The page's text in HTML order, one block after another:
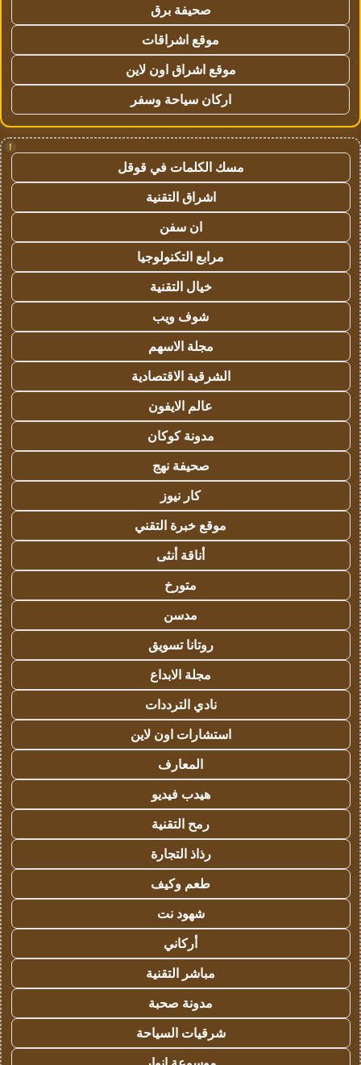
صحيفة برق
موقع اشراقات
موقع اشراق اون لاين
اركان سياحة وسفر
!
مسك الكلمات في قوقل
اشراق التقنية
ان سفن
مرابع التكنولوجيا
خيال التقنية
شوف ويب
مجلة الاسهم
الشرقية الاقتصادية
عالم الايفون
مدونة كوكان
صحيفة نهج
كار نيوز
موقع خبرة التقني
أناقة أنثى
متورخ
مدسن
روتانا تسويق
مجلة الابداع
نادي الترددات
استشارات اون لاين
المعارف
هيدب فيديو
رمح التقنية
رذاذ التجارة
طعم وكيف
شهود نت
أركاني
مباشر التقنية
مدونة صحبة
شرقيات السياحة